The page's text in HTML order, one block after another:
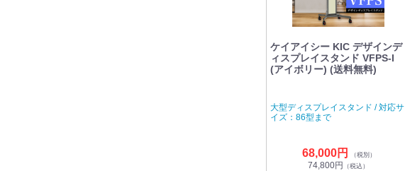
ケイアイシー KIC デザインデ
ィスプレイスタンド VFPS-I
(アイボリー) (送料無料)
大型ディスプレイスタンド / 対応サ
イズ：86型まで
68,000円 （税別）
74,800円 （税込）